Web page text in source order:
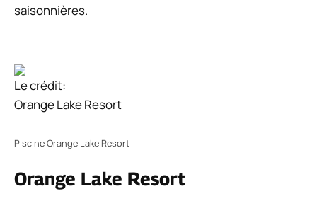
saisonnières.
Le crédit:
Orange Lake Resort
Piscine Orange Lake Resort
Orange Lake Resort